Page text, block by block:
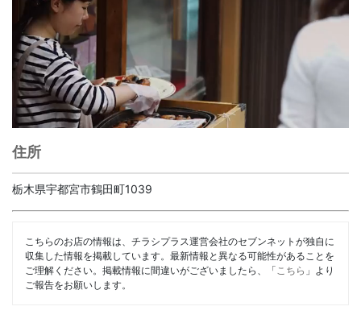
住所
栃木県宇都宮市鶴田町1039
こちらのお店の情報は、チラシプラス運営会社のセブンネットが独自に
収集した情報を掲載しています。最新情報と異なる可能性があることを
ご理解ください。掲載情報に間違いがございましたら、「 こちら 」より
ご報告をお願いします。